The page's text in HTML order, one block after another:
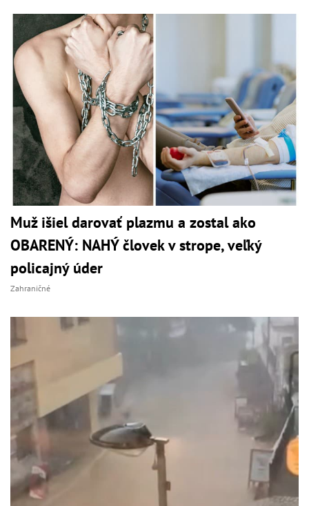
Muž išiel darovať plazmu a zostal ako
OBARENÝ: NAHÝ človek v strope, veľký
policajný úder
Zahraničné